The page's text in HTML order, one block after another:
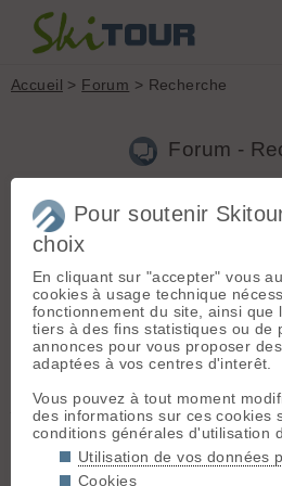
Accueil > Forum > Recherche
Forum -
Nouveau sujet|Voir tous les sujets
6 résultats
Cohabitation raquettes skis
les raquettes ça va en haute
pour demain dim 13/1 skirando
15:52)
je vais aux vans...i ça te dit?
1m78 - 85kg - skieur moyen :
vertical ? (jplou le 02.04.2007 à
Pour soutenir
choix
En cliquant sur "accepter" vous
cookies à usage technique
fonctionnement du site, ainsi que
tiers à des fins statistiques ou de
annonces pour vous proposer
adaptées à vos centres d'interêt.
Vous pouvez à tout moment
des informations sur ces cookies
conditions générales d'utilisation
Utilisation de vos données
Cookies